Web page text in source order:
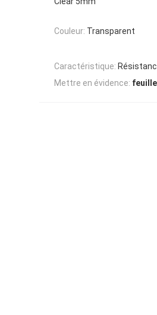
Couleur: Transparent
Caractéristique:
Mettre en évidence: